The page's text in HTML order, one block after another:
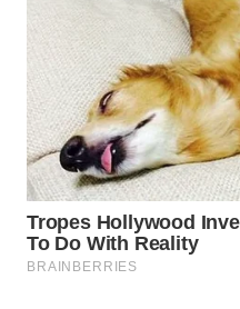
WN
CIANJUR
WN
KEPULAUAN
SERIBU
TANGERANG